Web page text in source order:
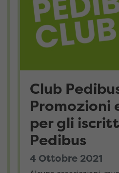
Club
Promozioni
per gli
Pedibus
4 Ottobre 2021